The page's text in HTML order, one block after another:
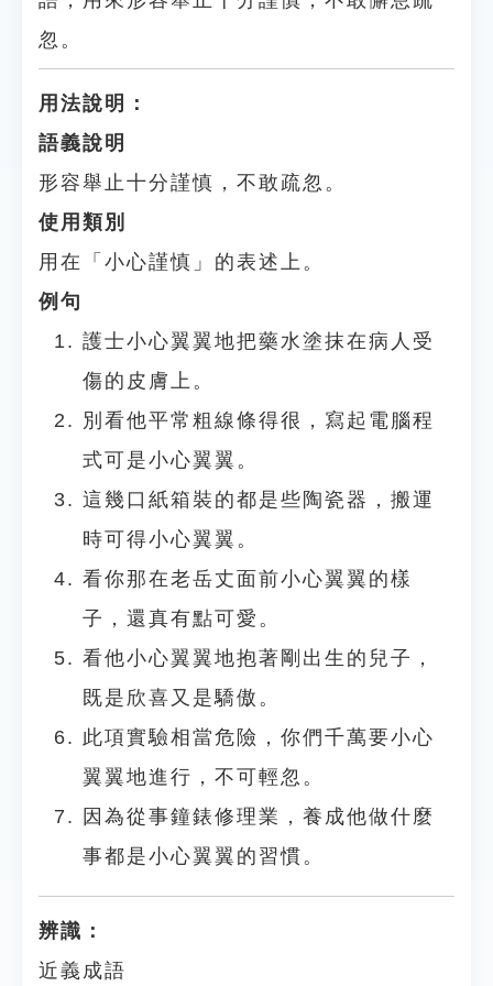
忽。
用法說明：
語義說明
形容舉止十分謹慎，不敢疏忽。
使用類別
用在「小心謹慎」的表述上。
例句
護士小心翼翼地把藥水塗抹在病人受
傷的皮膚上。
別看他平常粗線條得很，寫起電腦程
式可是小心翼翼。
這幾口紙箱裝的都是些陶瓷器，搬運
時可得小心翼翼。
看你那在老岳丈面前小心翼翼的樣
子，還真有點可愛。
看他小心翼翼地抱著剛出生的兒子，
既是欣喜又是驕傲。
此項實驗相當危險，你們千萬要小心
翼翼地進行，不可輕忽。
因為從事鐘錶修理業，養成他做什麼
事都是小心翼翼的習慣。
辨識：
近義成語